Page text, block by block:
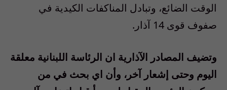
الوقت الضائع، وتبادل المناكفات الكيدية في
صفوف قوى 14 آذار.
وتضيف المصادر الآذارية ان الرئاسة اللبنانية معلقة
اليوم وحتى إشعار آخر، وأن اي بحث في من